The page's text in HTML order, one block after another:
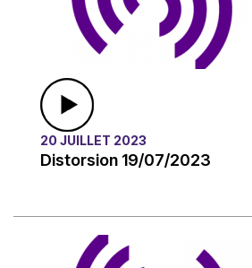
20 JUILLET 2023
Distorsion 19/07/2023